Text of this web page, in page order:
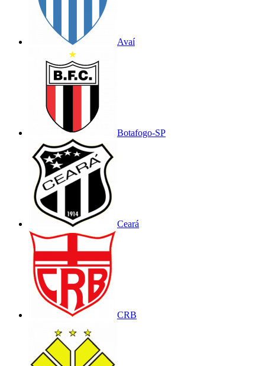
Avaí
Botafogo-SP
Ceará
CRB